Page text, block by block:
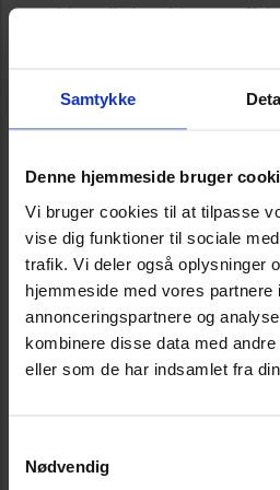
Samtykke
Denne hjemmeside bruger
Vi bruger cookies til at tilpasse
vise dig funktioner til sociale
trafik. Vi deler også oplysninger
hjemmeside med vores partnere
annonceringspartnere og
kombinere disse data med
eller som de har indsamlet fra
Nødvendig
gyldne olie kombinerer
luksuriøs oplevelse, hvilket
Den lette og silkebløde
eksklusiv blanding af
hår mere glans, blødhed og
til alle hårtyper og fungerer
behandling,
Øjeblikkelig glans og
Elixir Ultime tilfører
hydrering til selv det mest
bekæmper krus i op til 96
varmeskader op til 230°C